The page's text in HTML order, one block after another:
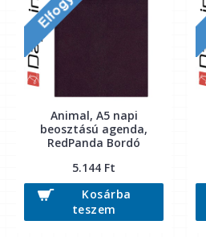
Animal, A5 napi
beosztású agenda,
RedPanda Bordó
5.144 Ft
Kosárba
teszem